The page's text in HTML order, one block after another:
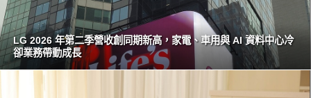
LG 2026 年第二季營收創同期新高，家電、車用與 AI 資料中心冷
卻業務帶動成長